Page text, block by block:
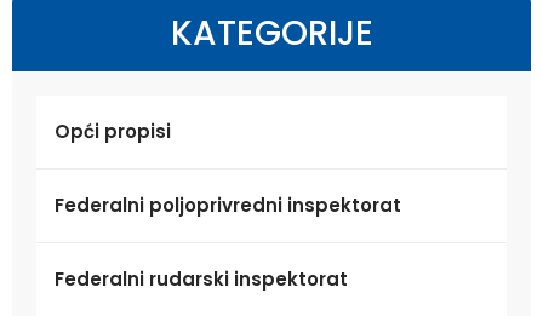
KATEGORIJE
Opći propisi
Federalni poljoprivredni inspektorat
Federalni rudarski inspektorat